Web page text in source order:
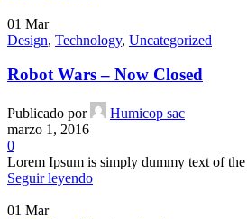
01 Mar
Design, Technology, Uncategorized
Robot Wars – Now Closed
Publicado por
Humicop sac
marzo 1, 2016
0
Lorem Ipsum is simply dummy text of
Seguir leyendo
01 Mar